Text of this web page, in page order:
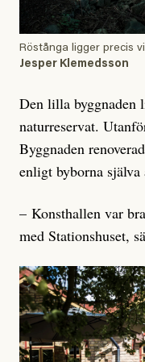
Röstånga ligger precis
Jesper Klemedsson
Den lilla byggnaden
naturreservat.
Byggnaden
enligt byborna själva
– Konsthallen var
med Stationshuset,